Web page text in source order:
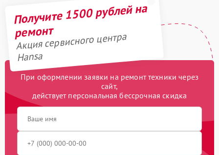
Получите 1500 рублей на
ремонт
Акция сервисного центра
Hansa
При оформлении заявки на ремонт техники через
сайт,
действует персональная бессрочная скидка